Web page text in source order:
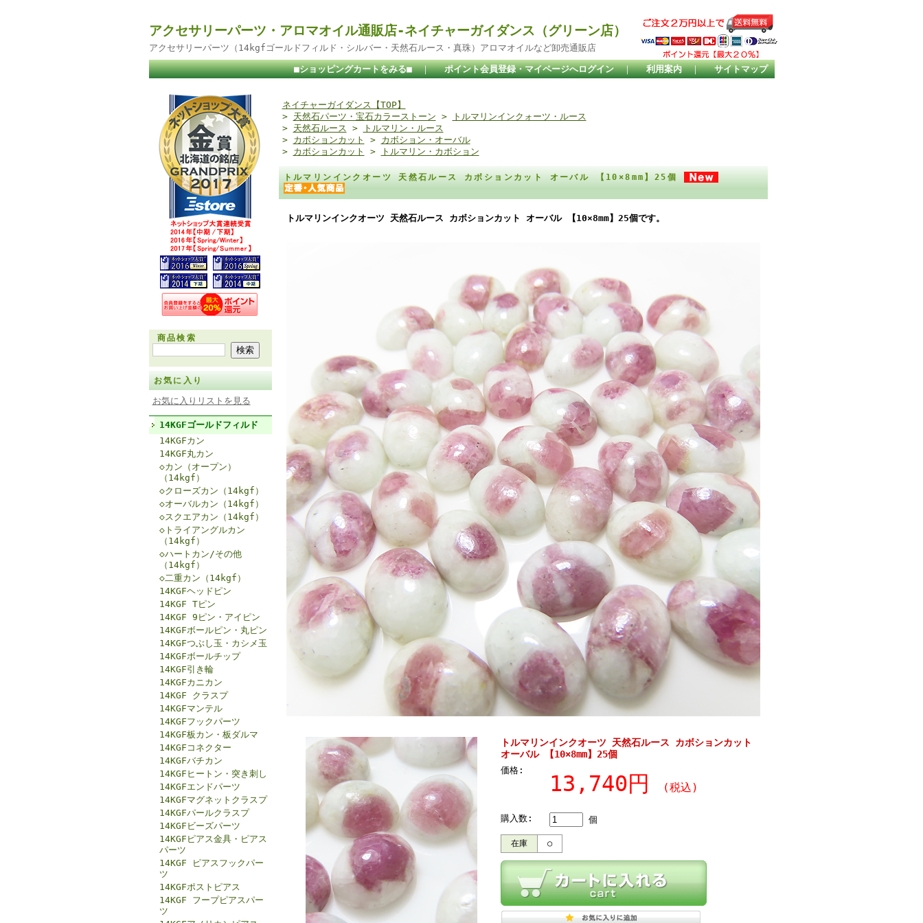
アクセサリーパーツ・アロマオイル通販店-ネイチャーガイダンス（グリーン店）
アクセサリーパーツ（14kgfゴールドフィルド・シルバー・天然石ルース・真珠）アロマオイルなど卸売通販店
■ショッピングカートをみる■ ｜ ポイント会員登録・マイページへログイン ｜ 利用案内 ｜ サイトマップ
商品検索
お気に入り
お気に入りリストを見る
14KGFゴールドフィルド
14KGFカン
14KGF丸カン
◇カン（オープン）
（14kgf）
◇クローズカン（14kgf）
◇オーバルカン（14kgf）
◇スクエアカン（14kgf）
◇トライアングルカン
（14kgf）
◇ハートカン/その他
（14kgf）
◇二重カン（14kgf）
14KGFヘッドピン
14KGF Tピン
14KGF 9ピン・アイピン
14KGFボールピン・丸ピン
14KGFつぶし玉・カシメ玉
14KGFボールチップ
14KGF引き輪
14KGFカニカン
14KGF クラスプ
14KGFマンテル
14KGFフックパーツ
14KGF板カン・板ダルマ
14KGFコネクター
14KGFバチカン
14KGFヒートン・突き刺し
14KGFエンドパーツ
14KGFマグネットクラスプ
14KGFパールクラスプ
14KGFビーズパーツ
14KGFピアス金具・ピアス
パーツ
14KGF ピアスフックパー
ツ
14KGFポストピアス
14KGF フープピアスパー
ツ
ネイチャーガイダンス【TOP】
> 天然石パーツ・宝石カラーストーン >
トルマリンインクォーツ・ルース
> 天然石ルース >
トルマリン・ルース
> カボションカット > カボション・オーバル
> カボションカット > トルマリン・カボション
トルマリンインクオーツ 天然石ルース カボションカット オーバル 【10×8mm】25個
トルマリンインクオーツ 天然石ルース カボションカット オーバル 【10×8mm】25個です。
トルマリンインクオーツ 天然石ルース カボションカット
オーバル 【10×8mm】25個
価格:
13,740円 (税込)
購入数: 個
在庫 ○